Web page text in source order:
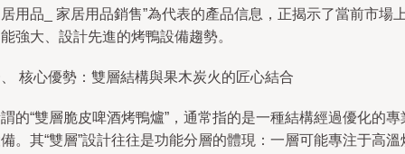
用品_ 家居用品銷售”為代表的產品信息，正揭示了當前市場
強大、設計先進的烤鴨設備趨勢。
核心優勢：雙層結構與果木炭火的匠心結合
的“雙層脆皮啤酒烤鴨爐”，通常指的是一種結構經過優化的專
。其“雙層”設計往往是功能分層的體現：一層可能專注于高溫